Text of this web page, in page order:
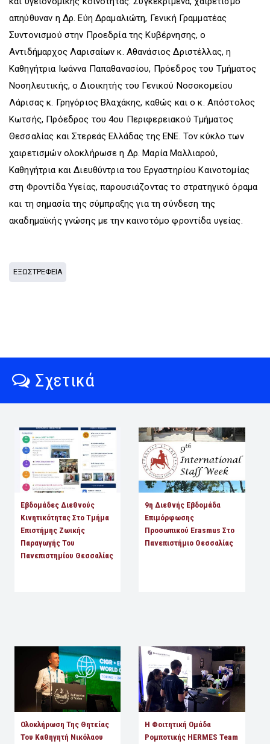
απηύθυναν η Δρ. Εύη Δραμαλιώτη, Γενική Γραμματέας
Συντονισμού στην Προεδρία της Κυβέρνησης, ο
Αντιδήμαρχος Λαρισαίων κ. Αθανάσιος Δριστέλλας, η
Καθηγήτρια Ιωάννα Παπαθανασίου, Πρόεδρος του Τμήματος
Νοσηλευτικής, ο Διοικητής του Γενικού Νοσοκομείου
Λάρισας κ. Γρηγόριος Βλαχάκης, καθώς και ο κ. Απόστολος
Κωτσής, Πρόεδρος του 4ου Περιφερειακού Τμήματος
Θεσσαλίας και Στερεάς Ελλάδας της ΕΝΕ. Τον κύκλο των
χαιρετισμών ολοκλήρωσε η Δρ. Μαρία Μαλλιαρού,
Καθηγήτρια και Διευθύντρια του Εργαστηρίου Καινοτομίας
στη Φροντίδα Υγείας, παρουσιάζοντας το στρατηγικό όραμα
και τη σημασία της σύμπραξης για τη σύνδεση της
ακαδημαϊκής γνώσης με την καινοτόμο φροντίδα υγείας.
ΕΞΩΣΤΡΕΦΕΙΑ
Σχετικά
Εβδομάδες Διεθνούς
Κινητικότητας Στο Τμήμα
Επιστήμης Ζωικής
Παραγωγής Του
Πανεπιστημίου Θεσσαλίας
9η Διεθνής Εβδομάδα
Επιμόρφωσης
Προσωπικού Erasmus Στο
Πανεπιστήμιο Θεσσαλίας
Ολοκλήρωση Της Θητείας
Του Καθηγητή Νικόλαου
Η Φοιτητική Ομάδα
Ρομποτικής HERMES Team